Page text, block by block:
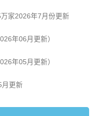
家2026年7月份更新
年06月更新）
年05月更新）
更新